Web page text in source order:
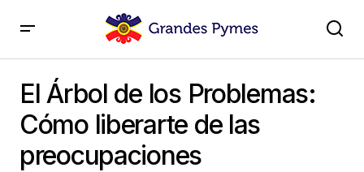
preocupaciones
El Árbol de los Problemas:
Cómo liberarte de las
preocupaciones